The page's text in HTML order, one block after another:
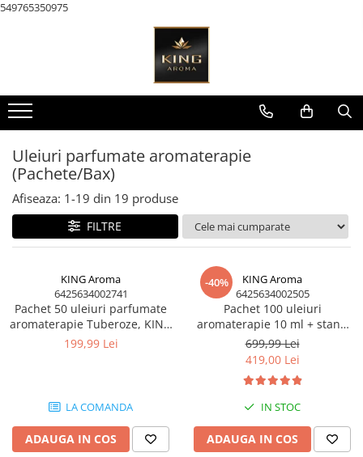
549765350975
Pachete Karoma
KAROMA Discovery – Seturi &
Testare
Karoma 200 ml
Karoma Cutii Cadou Lux
AROMATERAPIE & Casă
Pachete Uleiuri Parfumate
Pachete Tematice 5 Uleiuri
Parfumate Aromaterapie
Pachete Uni 5 Uleiuri Parfumate
Aromaterapie
Ulei Parfumat Aromaterapie10 ml
Conuri & Bețe Parfumate
Pachet Bețisoare Parfumate HEM +
Uleiuri parfumate aromaterapie
(Pachete/Bax)
Afiseaza: 1-19 din 19 produse
FILTRE
KING Aroma
6425634002741
Pachet 50 uleiuri parfumate
aromaterapie Tuberoze, KING
Aroma, 10 ml
199,99 Lei
LA COMANDA
ADAUGA IN COS
-40%
KING Aroma
6425634002505
Pachet 100 uleiuri
aromaterapie 10 ml + stand
expo – set retail, display,
revânzare | King Aroma
699,99 Lei
419,00 Lei
IN STOC
ADAUGA IN COS